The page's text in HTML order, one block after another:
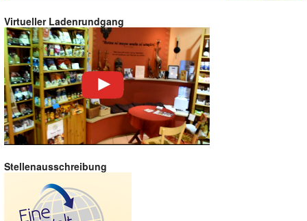
Virtueller Ladenrundgang
Stellenausschreibung